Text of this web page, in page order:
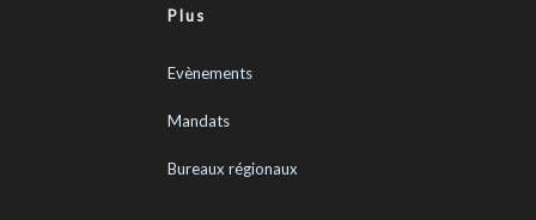
Plus
Evènements
Mandats
Bureaux régionaux